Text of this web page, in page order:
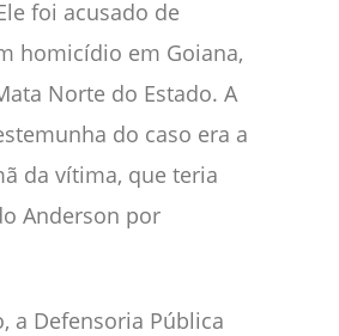
foi acusado de
homicídio em Goiana,
Norte do Estado. A
do caso era a
da vítima, que teria
Anderson por
a Defensoria Pública